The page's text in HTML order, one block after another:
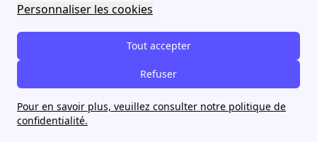
Personnaliser les cookies
Tout accepter
Refuser
Pour en savoir plus, veuillez consulter notre politique de
confidentialité.